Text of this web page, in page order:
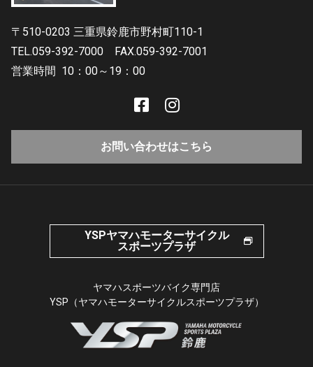
〒510-0203 三重県鈴鹿市野村町110-1
TEL.059-392-7000
FAX.059-392-7001
営業時間 10：00～19：00
お問い合わせはこちら
YSPヤマハモーターサイクル
スポーツプラザ
ヤマハスポーツバイク専門店
YSP（ヤマハモーターサイクルスポーツプラザ）